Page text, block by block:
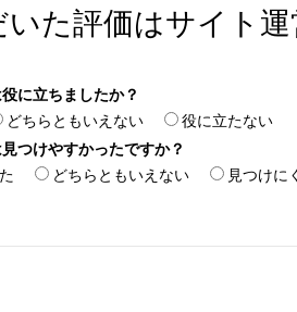
いた評価はサイト
に立ちましたか？
どちらともいえない
役に立たない
つけやすかったですか？
どちらともいえない 見つけに